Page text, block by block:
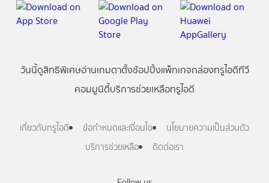
วันนี้ดูสิทธิพิเศษอ่านเกมตาตั้งช้อปปิ้งแพ็กเกจกล่องทรูไอดีทีวี
คอมมูนิตี้บริการช่วยเหลือทรูไอดี
เกี่ยวกับทรูไอดี ข้อกำหนดและเงื่อนไข
นโยบายความเป็นส่วนตัว
บริการช่วยเหลือ
ติดต่อเรา